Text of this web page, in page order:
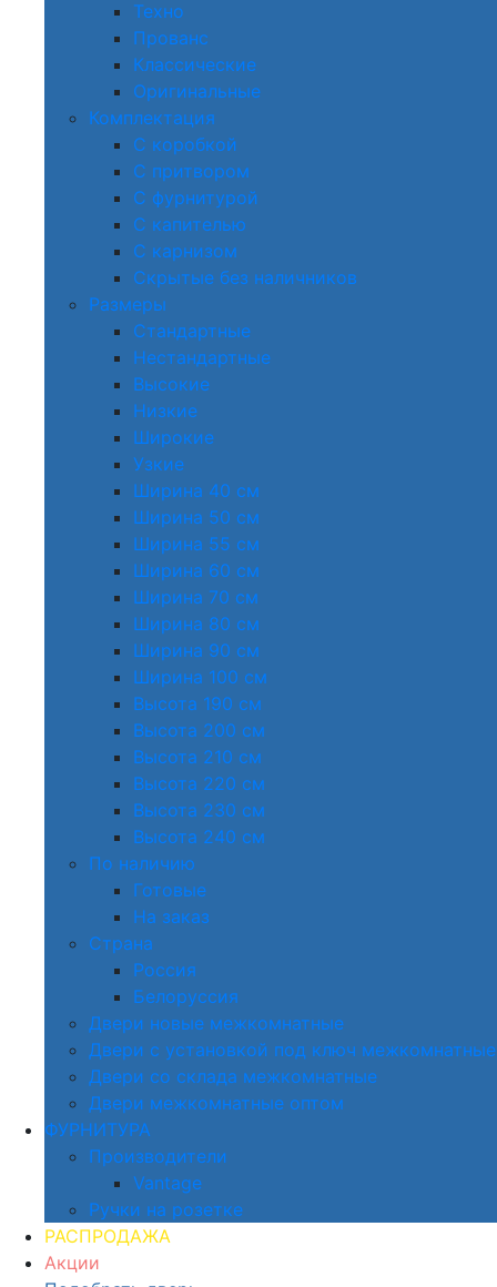
Техно
Прованс
Классические
Оригинальные
Комплектация
С коробкой
С притвором
С фурнитурой
С капителью
С карнизом
Скрытые без наличников
Размеры
Стандартные
Нестандартные
Высокие
Низкие
Широкие
Узкие
Ширина 40 см
Ширина 50 см
Ширина 55 см
Ширина 60 см
Ширина 70 см
Ширина 80 см
Ширина 90 см
Ширина 100 см
Высота 190 см
Высота 200 см
Высота 210 см
Высота 220 см
Высота 230 см
Высота 240 см
По наличию
Готовые
На заказ
Страна
Россия
Белоруссия
Двери новые межкомнатные
Двери с установкой под ключ межкомнатные
Двери со склада межкомнатные
Двери межкомнатные оптом
ФУРНИТУРА
Производители
Vantage
Ручки на розетке
РАСПРОДАЖА
Акции